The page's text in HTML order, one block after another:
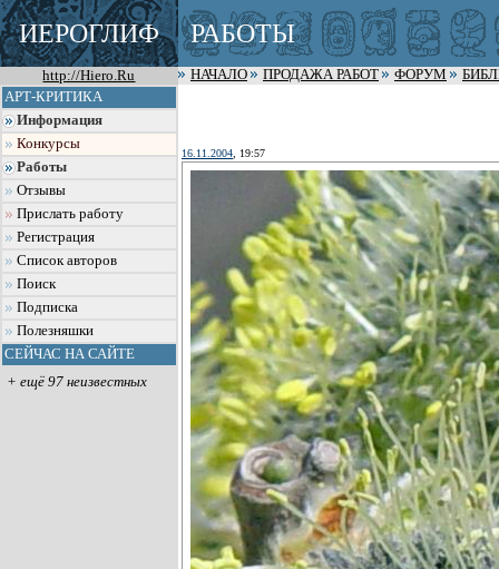
ИЕРОГЛИФ РАБОТЫ
http://Hiero.Ru НАЧАЛО ПРОДАЖА РАБОТ ФОРУМ
АРТ-КРИТИКА
Информация
Конкурсы
Работы
Отзывы
Прислать работу
Регистрация
Список авторов
Поиск
Подписка
Полезняшки
СЕЙЧАС НА САЙТЕ
+ ещё 97 неизвестных
16.11.2004 , 19:57